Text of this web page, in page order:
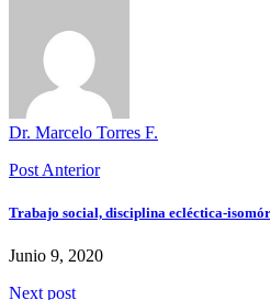
Dr. Marcelo Torres F.
Post Anterior
Trabajo social, disciplina ecléctica-
Junio 9, 2020
Next post